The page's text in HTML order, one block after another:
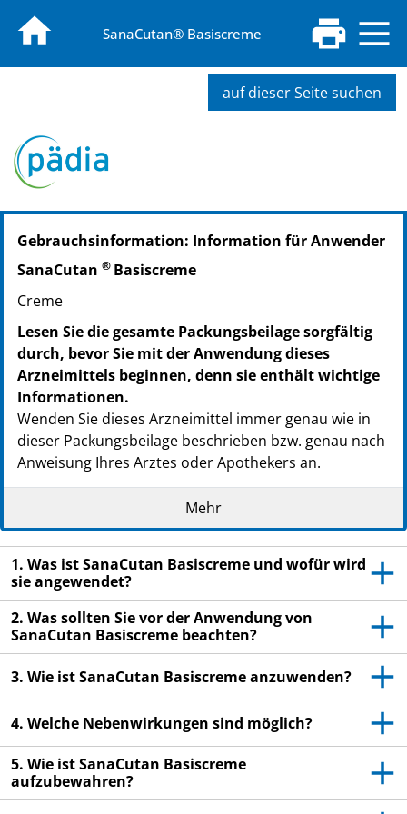
SanaCutan® Basiscreme
auf dieser Seite suchen
PZN: 13346763
PPN: 111334676396
PZN: 12447798
Gebrauchsinformation: Information für Anwender
SanaCutan ® Basiscreme
Creme
Lesen Sie die gesamte Packungsbeilage sorgfältig
durch, bevor Sie mit der Anwendung dieses
Arzneimittels beginnen, denn sie enthält wichtige
Informationen.
Wenden Sie dieses Arzneimittel immer genau wie in
dieser Packungsbeilage beschrieben bzw. genau nach
Anweisung Ihres Arztes oder Apothekers an.
Heben Sie die Packungsbeilage auf. Vielleicht
möchten Sie diese später nochmals lesen.
Fragen Sie Ihren Apotheker, wenn Sie weitere
Informationen oder einen Rat benötigen.
Wenn Sie Nebenwirkungen bemerken, wenden Sie
sich an Ihren Arzt oder Apotheker. Dies gilt auch
für Nebenwirkungen, die nicht in dieser
Abschnitt 4.
Wenn Sie sich während der Behandlung nicht
besser oder gar schlechter fühlen, wenden Sie
sich an Ihren Arzt.
Mehr
1. Was ist SanaCutan Basiscreme und wofür wird
sie angewendet?
2. Was sollten Sie vor der Anwendung von
SanaCutan Basiscreme beachten?
3. Wie ist SanaCutan Basiscreme anzuwenden?
4. Welche Nebenwirkungen sind möglich?
5. Wie ist SanaCutan Basiscreme
aufzubewahren?